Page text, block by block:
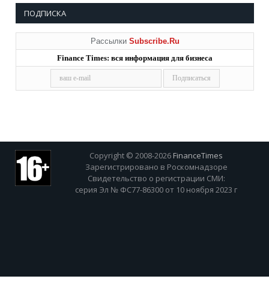
ПОДПИСКА
Рассылки Subscribe.Ru
Finance Times: вся информация для бизнеса
Copyright © 2008-2026 FinanceTimes
Зарегистрировано в Роскомнадзоре
Свидетельство о регистрации СМИ:
серия Эл № ФС77-86300 от 10 ноября 2023 г